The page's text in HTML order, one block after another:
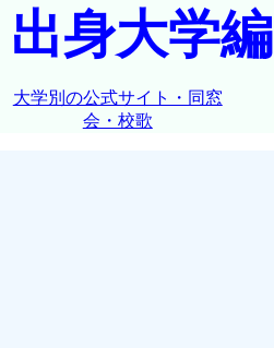
身大学編
大学別の公式サイト・同窓
会・校歌